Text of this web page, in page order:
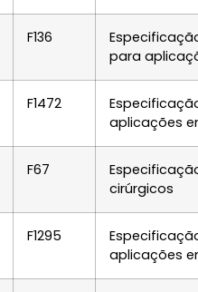
F136
para
F1472
aplicações
F67
cirúrgicos
F1295
aplicações